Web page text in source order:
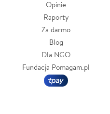
Opinie
Raporty
Za darmo
Blog
Dla NGO
Fundacja Pomagam.pl